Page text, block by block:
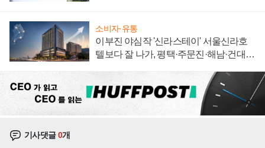
소비자·유통
이부진 야심작 '신라스테이' 서울신라호
텔보다 잘 나가, 평택·주문진·해남·건대로
기사댓글0개